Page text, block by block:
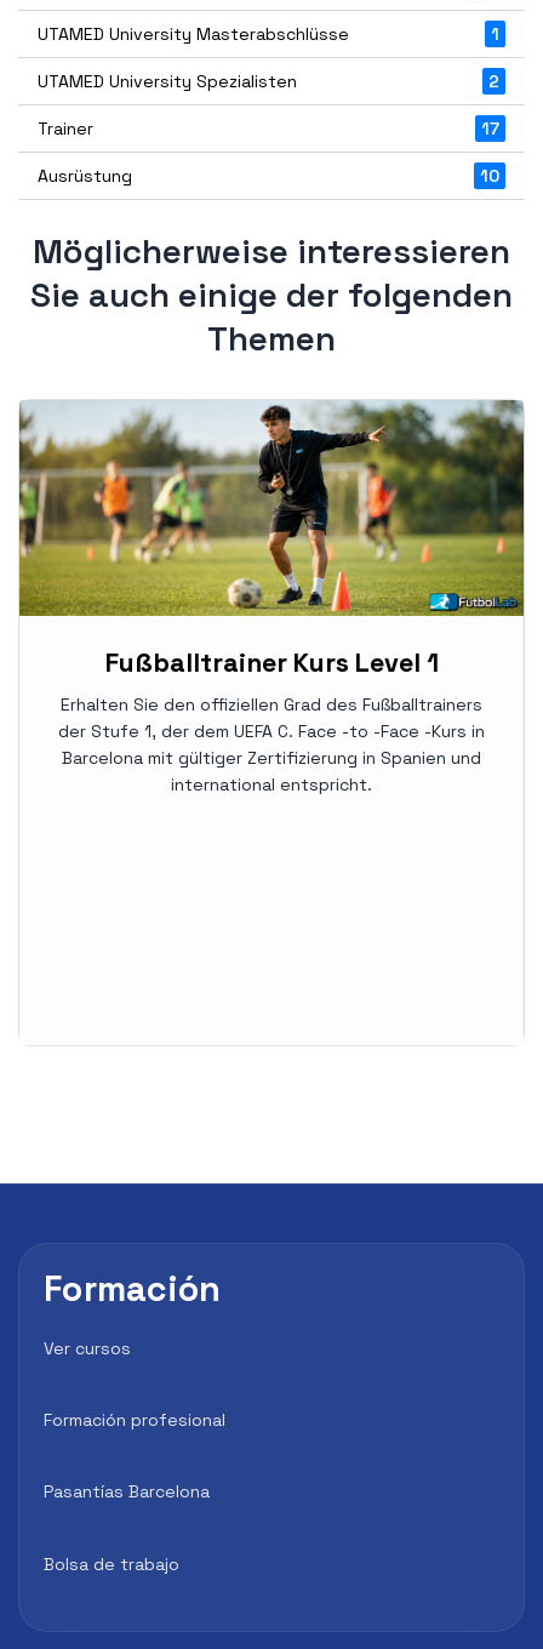
UTAMED University Masterabschlüsse 1
UTAMED University Spezialisten 2
Trainer 17
Ausrüstung 10
Möglicherweise interessieren
Sie auch einige der folgenden
Themen
Fußballtrainer Kurs Level 1
Erhalten Sie den offiziellen Grad des Fußballtrainers
der Stufe 1, der dem UEFA C. Face -to -Face -Kurs in
Barcelona mit gültiger Zertifizierung in Spanien und
international entspricht.
Formación
Ver cursos
Formación profesional
Pasantías Barcelona
Bolsa de trabajo